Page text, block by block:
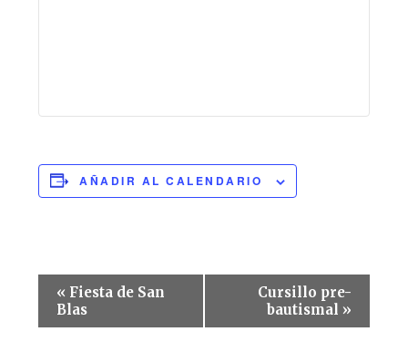
AÑADIR AL CALENDARIO
Navegación
del
« Fiesta de San
Blas
Cursillo pre-
bautismal »